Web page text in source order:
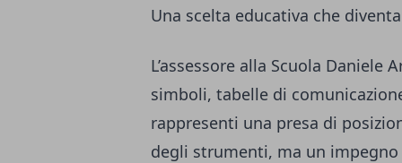
Una scelta educativa che
L’assessore alla Scuola
simboli, tabelle di
rappresenti una presa di
degli strumenti, ma un